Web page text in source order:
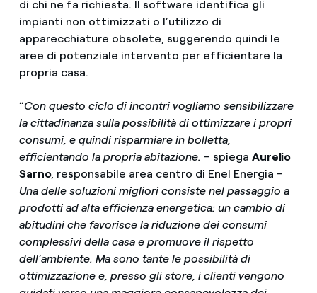
di chi ne fa richiesta. Il software identifica gli
impianti non ottimizzati o l’utilizzo di
apparecchiature obsolete, suggerendo quindi le
aree di potenziale intervento per efficientare la
propria casa.
“Con questo ciclo di incontri vogliamo sensibilizzare
la cittadinanza sulla possibilità di ottimizzare i propri
consumi, e quindi risparmiare in bolletta,
efficientando la propria abitazione. – spiega Aurelio
Sarno, responsabile area centro di Enel Energia –
Una delle soluzioni migliori consiste nel passaggio a
prodotti ad alta efficienza energetica: un cambio di
abitudini che favorisce la riduzione dei consumi
complessivi della casa e promuove il rispetto
dell’ambiente. Ma sono tante le possibilità di
ottimizzazione e, presso gli store, i clienti vengono